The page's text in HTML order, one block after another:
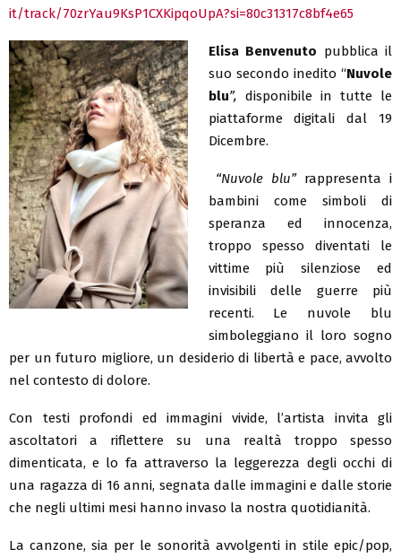
it/track/70zrYau9KsP1CXKipqoUpA?si=80c31317c8bf4e65
Elisa Benvenuto pubblica il
suo secondo inedito “Nuvole
blu”, disponibile in tutte le
piattaforme digitali dal 19
Dicembre.
“Nuvole blu” rappresenta i
bambini come simboli di
speranza ed innocenza,
troppo spesso diventati le
vittime più silenziose ed
invisibili delle guerre più
recenti. Le nuvole blu
simboleggiano il loro sogno
per un futuro migliore, un desiderio di libertà e pace, avvolto
nel contesto di dolore.
Con testi profondi ed immagini vivide, l’artista invita gli
ascoltatori a riflettere su una realtà troppo spesso
dimenticata, e lo fa attraverso la leggerezza degli occhi di
una ragazza di 16 anni, segnata dalle immagini e dalle storie
che negli ultimi mesi hanno invaso la nostra quotidianità.
La canzone, sia per le sonorità avvolgenti in stile epic/pop,